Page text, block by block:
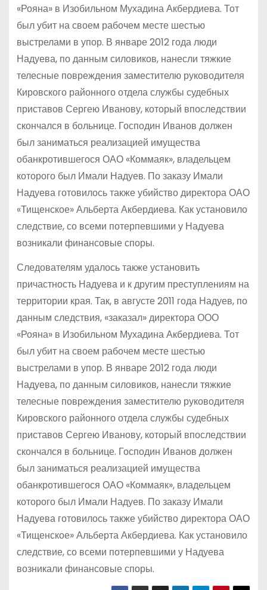
«Рояна» в Изобильном Мухадина Акбердиева. Тот
был убит на своем рабочем месте шестью
выстрелами в упор. В январе 2012 года люди
Надуева, по данным силовиков, нанесли тяжкие
телесные повреждения заместителю руководителя
Кировского районного отдела службы судебных
приставов Сергею Иванову, который впоследствии
скончался в больнице. Господин Иванов должен
был заниматься реализацией имущества
обанкротившегося ОАО «Коммаяк», владельцем
которого был Имали Надуев. По заказу Имали
Надуева готовилось также убийство директора ОАО
«Тищенское» Альберта Акбердиева. Как установило
следствие, со всеми потерпевшими у Надуева
возникали финансовые споры.
Следователям удалось также установить
причастность Надуева и к другим преступлениям на
территории края. Так, в августе 2011 года Надуев, по
данным следствия, «заказал» директора ООО
«Рояна» в Изобильном Мухадина Акбердиева. Тот
был убит на своем рабочем месте шестью
выстрелами в упор. В январе 2012 года люди
Надуева, по данным силовиков, нанесли тяжкие
телесные повреждения заместителю руководителя
Кировского районного отдела службы судебных
приставов Сергею Иванову, который впоследствии
скончался в больнице. Господин Иванов должен
был заниматься реализацией имущества
обанкротившегося ОАО «Коммаяк», владельцем
которого был Имали Надуев. По заказу Имали
Надуева готовилось также убийство директора ОАО
«Тищенское» Альберта Акбердиева. Как установило
следствие, со всеми потерпевшими у Надуева
возникали финансовые споры.